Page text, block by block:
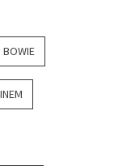
BOWIE